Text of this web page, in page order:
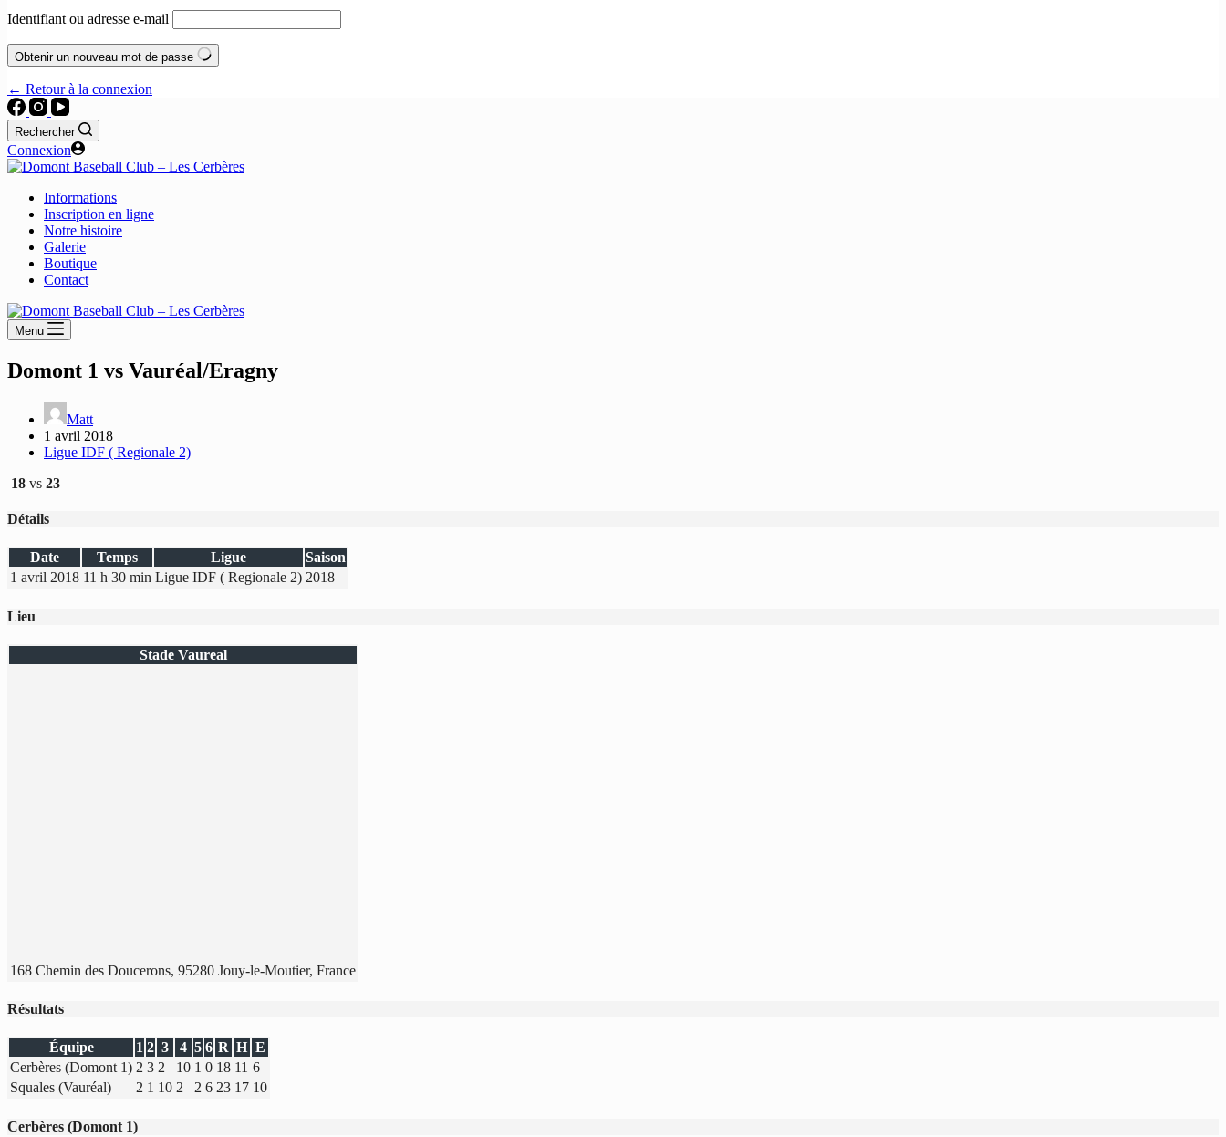
Identifiant ou adresse e-mail
Obtenir un nouveau mot de passe
← Retour à la connexion
Rechercher
Connexion
Informations
Inscription en ligne
Notre histoire
Galerie
Boutique
Contact
Menu
Domont 1 vs Vauréal/Eragny
Matt
1 avril 2018
Ligue IDF ( Regionale 2)
18 vs 23
Détails
Date Temps Ligue
Saison
1 avril 2018 11 h 30 min Ligue IDF ( Regionale 2) 2018
Lieu
Stade Vaureal
168 Chemin des Doucerons, 95280 Jouy-le-Moutier, France
Résultats
Équipe 1 2 3 4 5 6 R H E
Cerbères (Domont 1) 2 3 2 10 1 0 18 11 6
Squales (Vauréal)
2 1 10 2 2 6 23 17 10
Cerbères (Domont 1)